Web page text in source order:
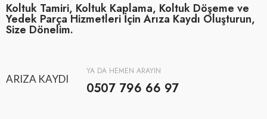
Koltuk Tamiri, Koltuk Kaplama, Koltuk Döşeme ve
Yedek Parça Hizmetleri İçin Arıza Kaydı Oluşturun,
Size Dönelim.
ARIZA KAYDI
YA DA HEMEN ARAYIN
0507 796 66 97